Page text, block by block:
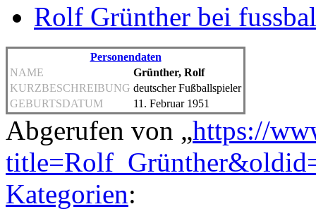
Rolf Grünther bei
Personendaten
NAME
Grünther, Rolf
KURZBESCHREIBUNG deutscher Fußballspieler
GEBURTSDATUM
11. Februar 1951
Abgerufen von „https://
Kategorien: